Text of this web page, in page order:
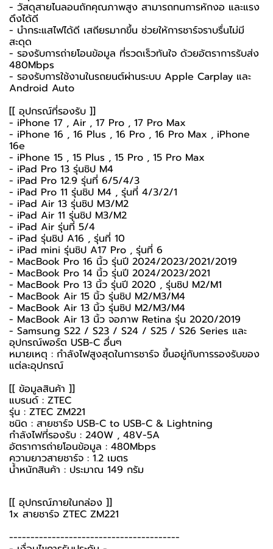
- วัสดุสายไนลอนถักคุณภาพสูง สามารถทนการหักงอ และแรง
ดึงได้ดี
- นำกระแสไฟได้ดี เสถียรมากขึ้น ช่วยให้การชาร์จราบรื่นไม่มี
สะดุด
- รองรับการถ่ายโอนข้อมูล ที่รวดเร็วทันใจ ด้วยอัตราการรับส่ง
480Mbps
- รองรับการใช้งานในรถยนต์ผ่านระบบ Apple Carplay และ
Android Auto
[[ อุปกรณ์ที่รองรับ ]]
- iPhone 17 , Air , 17 Pro , 17 Pro Max
- iPhone 16 , 16 Plus , 16 Pro , 16 Pro Max , iPhone
16e
- iPhone 15 , 15 Plus , 15 Pro , 15 Pro Max
- iPad Pro 13 รุ่นชิป M4
- iPad Pro 12.9 รุ่นที่ 6/5/4/3
- iPad Pro 11 รุ่นชิป M4 , รุ่นที่ 4/3/2/1
- iPad Air 13 รุ่นชิป M3/M2
- iPad Air 11 รุ่นชิป M3/M2
- iPad Air รุ่นที่ 5/4
- iPad รุ่นชิป A16 , รุ่นที่ 10
- iPad mini รุ่นชิป A17 Pro , รุ่นที่ 6
- MacBook Pro 16 นิ้ว รุ่นปี 2024/2023/2021/2019
- MacBook Pro 14 นิ้ว รุ่นปี 2024/2023/2021
- MacBook Pro 13 นิ้ว รุ่นปี 2020 , รุ่นชิป M2/M1
- MacBook Air 15 นิ้ว รุ่นชิป M2/M3/M4
- MacBook Air 13 นิ้ว รุ่นชิป M2/M3/M4
- MacBook Air 13 นิ้ว จอภาพ Retina รุ่น 2020/2019
- Samsung S22 / S23 / S24 / S25 / S26 Series และ
อุปกรณ์พอร์ต USB-C อื่นๆ
หมายเหตุ : กำลังไฟสูงสุดในการชาร์จ ขึ้นอยู่กับการรองรับของ
แต่ละอุปกรณ์
[[ ข้อมูลสินค้า ]]
แบรนด์ : ZTEC
รุ่น : ZTEC ZM221
ชนิด : สายชาร์จ USB-C to USB-C & Lightning
กำลังไฟที่รองรับ : 240W , 48V-5A
อัตราการถ่ายโอนข้อมูล : 480Mbps
ความยาวสายชาร์จ : 1.2 เมตร
น้ำหนักสินค้า : ประมาณ 149 กรัม
[[ อุปกรณ์ภายในกล่อง ]]
1x สายชาร์จ ZTEC ZM221
----------------------------------------